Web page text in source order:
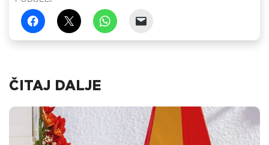
ČITAJ DALJE